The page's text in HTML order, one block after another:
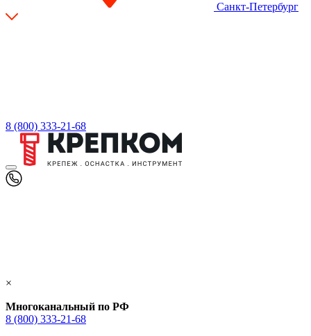
Санкт-Петербург
8 (800) 333-21-68
×
Многоканальный по РФ
8 (800) 333‑21-68